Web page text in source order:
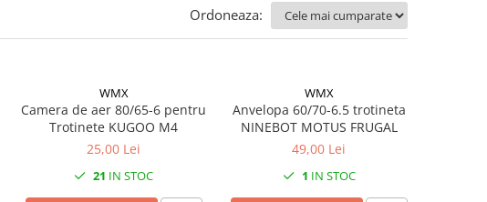
Ordoneaza:
WMX
Camera de aer 80/65-6 pentru
Trotinete KUGOO M4
25,00 Lei
21 IN STOC
WMX
Anvelopa 60/70-6.5 trotineta
NINEBOT MOTUS FRUGAL
49,00 Lei
1 IN STOC